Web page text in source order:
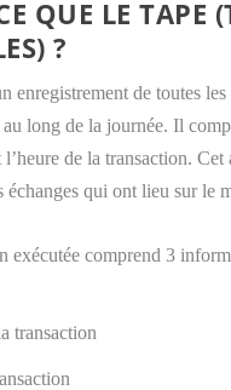
QUE LE TAPE
?
enregistrement de toutes les
long de la journée. Il
de la transaction. Cet
échanges qui ont lieu sur le
exécutée comprend 3
transaction